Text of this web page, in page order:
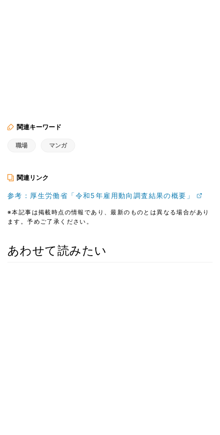
関連キーワード
職場 マンガ
関連リンク
参考：厚生労働省「令和5年雇用動向調査結果の概要」
※本記事は掲載時点の情報であり、最新のものとは異なる場合があり
ます。予めご了承ください。
あわせて読みたい